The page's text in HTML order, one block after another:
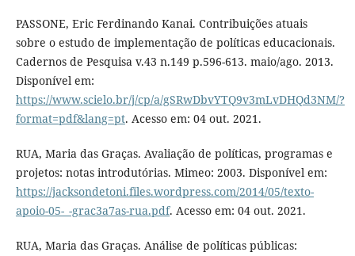
PASSONE, Eric Ferdinando Kanai. Contribuições atuais
sobre o estudo de implementação de políticas educacionais.
Cadernos de Pesquisa v.43 n.149 p.596-613. maio/ago. 2013.
Disponível em:
https://www.scielo.br/j/cp/a/gSRwDbvYTQ9v3mLvDHQd3NM/?
format=pdf&lang=pt. Acesso em: 04 out. 2021.
RUA, Maria das Graças. Avaliação de políticas, programas e
projetos: notas introdutórias. Mimeo: 2003. Disponível em:
https://jacksondetoni.files.wordpress.com/2014/05/texto-
apoio-05-_-grac3a7as-rua.pdf. Acesso em: 04 out. 2021.
RUA, Maria das Graças. Análise de políticas públicas: